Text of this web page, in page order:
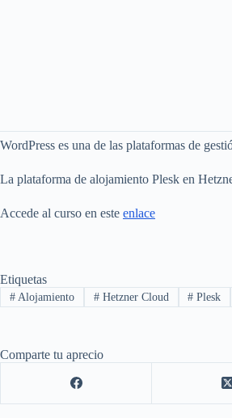
WordPress es una de las plataformas de
La plataforma de alojamiento Plesk en
Accede al curso en este enlace
Etiquetas
#Alojamiento #Hetzner Cloud # Plesk
Comparte tu aprecio